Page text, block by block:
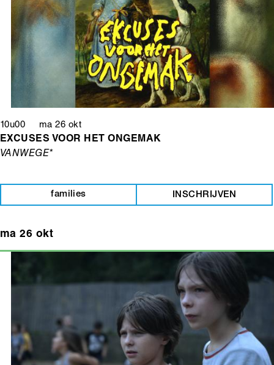
10u00 ma 26 okt
EXCUSES VOOR HET ONGEMAK
VANWEGE*
families INSCHRIJVEN
ma 26 okt